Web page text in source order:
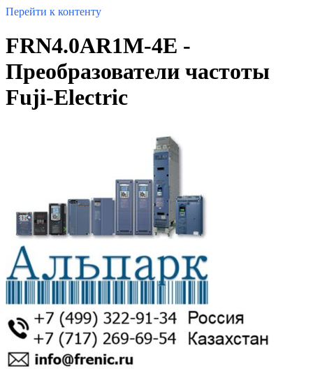
Перейти к контенту
FRN4.0AR1M-4E -
Преобразователи частоты
Fuji-Electric